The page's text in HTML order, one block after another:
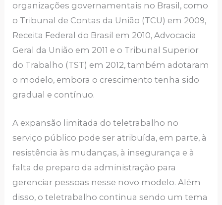
organizações governamentais no Brasil, como
o Tribunal de Contas da União (TCU) em 2009,
Receita Federal do Brasil em 2010, Advocacia
Geral da União em 2011 e o Tribunal Superior
do Trabalho (TST) em 2012, também adotaram
o modelo, embora o crescimento tenha sido
gradual e contínuo.
A expansão limitada do teletrabalho no
serviço público pode ser atribuída, em parte, à
resistência às mudanças, à insegurança e à
falta de preparo da administração para
gerenciar pessoas nesse novo modelo. Além
disso, o teletrabalho continua sendo um tema